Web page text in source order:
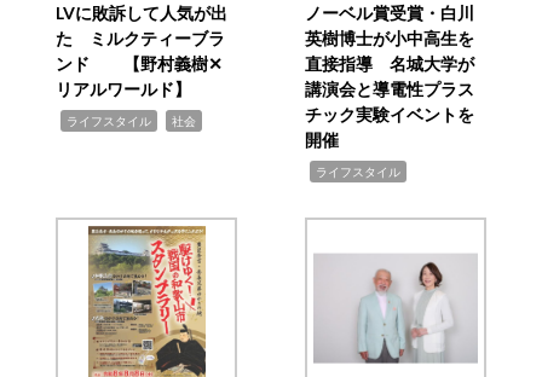
LVに敗訴して人気が出
た ミルクティーブラ
ンド 【野村義樹✕
リアルワールド】
ライフスタイル 社会
ノーベル賞受賞・白川
英樹博士が小中高生を
直接指導 名城大学が
講演会と導電性プラス
チック実験イベントを
開催
ライフスタイル